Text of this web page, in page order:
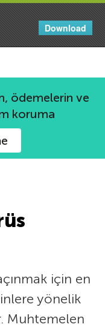
Download
Blogu
ödemelerin ve
koruma
için en
yönelik
Muhtemelen